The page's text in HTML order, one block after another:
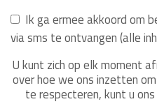
Ik ga ermee akkoord om
via sms te ontvangen (alle
U kunt zich op elk moment
over hoe we ons inzetten
te respecteren, kunt u ons